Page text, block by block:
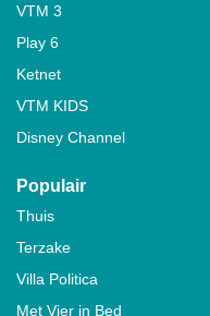
VTM 3
Play 6
Ketnet
VTM KIDS
Disney Channel
Populair
Thuis
Terzake
Villa Politica
Met Vier in Bed